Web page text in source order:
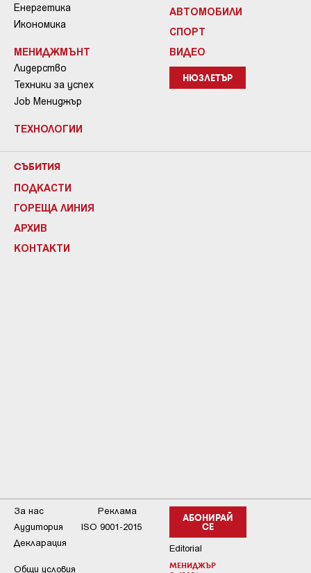
Енергетика
Икономика
МЕНИДЖМЪНТ
Лидерство
Техники за успех
Job Мениджър
ТЕХНОЛОГИИ
АВТОМОБИЛИ
СПОРТ
ВИДЕО
НЮЗЛЕТЪР
СЪБИТИЯ
ПОДКАСТИ
ГОРЕЩА ЛИНИЯ
АРХИВ
КОНТАКТИ
АБОНИРАЙ
СЕ
Editorial
МЕНИДЖЪР
За нас
Реклама
Аудитория
ISO 9001-2015
Декларация
Общи условия